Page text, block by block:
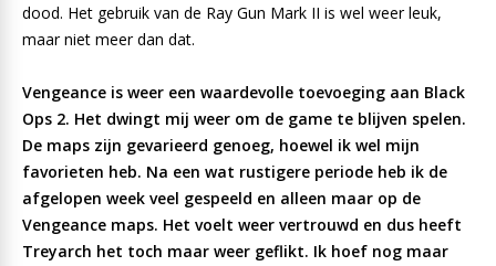
dood. Het gebruik van de Ray Gun Mark II is wel weer leuk,
maar niet meer dan dat.
Vengeance is weer een waardevolle toevoeging aan Black
Ops 2. Het dwingt mij weer om de game te blijven spelen.
De maps zijn gevarieerd genoeg, hoewel ik wel mijn
favorieten heb. Na een wat rustigere periode heb ik de
afgelopen week veel gespeeld en alleen maar op de
Vengeance maps. Het voelt weer vertrouwd en dus heeft
Treyarch het toch maar weer geflikt. Ik hoef nog maar